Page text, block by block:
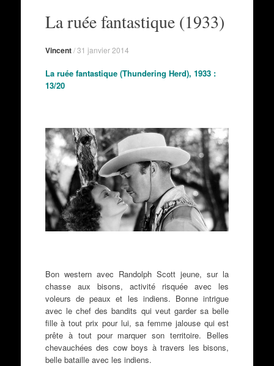
contenuLa ruée fantastique (1933)
Vincent/31 janvier 2014
La ruée fantastique (Thundering Herd), 1933 :
13/20
Bon western avec Randolph Scott jeune, sur la
chasse aux bisons, activité risquée avec les
voleurs de peaux et les indiens. Bonne intrigue
avec le chef des bandits qui veut garder sa belle
fille à tout prix pour lui, sa femme jalouse qui est
prête à tout pour marquer son territoire. Belles
chevauchées des cow boys à travers les bisons,
belle bataille avec les indiens.